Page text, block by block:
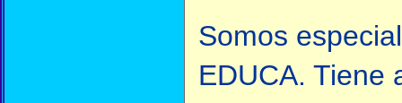
Somos
EDUCA. Tiene